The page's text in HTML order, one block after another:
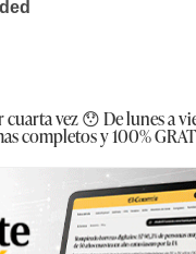
vez 😯 De lunes a
completos y 100%